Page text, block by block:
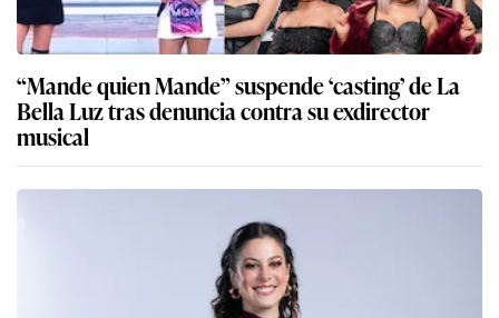
“Mande quien Mande” suspende ‘casting’ de La
Bella Luz tras denuncia contra su exdirector
musical